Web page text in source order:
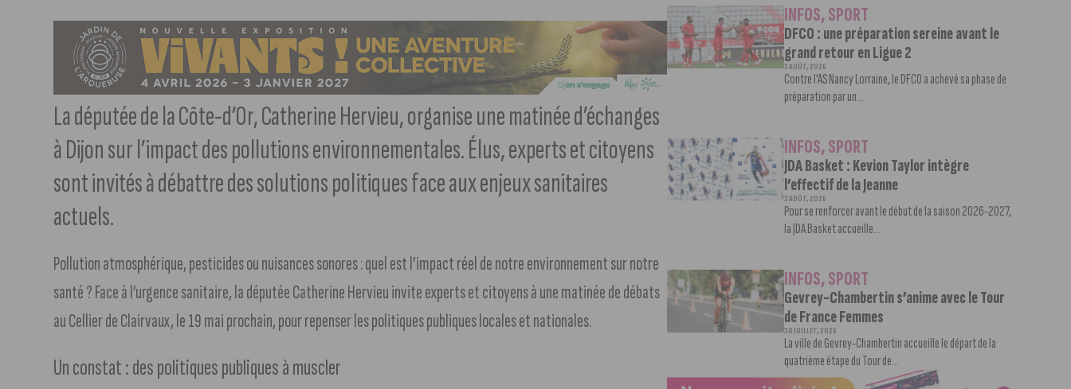
La députée de la Côte-d’Or, Catherine Hervieu, organise une matinée d’échanges
à Dijon sur l’impact des pollutions environnementales. Élus, experts et citoyens
sont invités à débattre des solutions politiques face aux enjeux sanitaires
actuels.
Pollution atmosphérique, pesticides ou nuisances sonores : quel est l’impact réel de notre environnement sur notre
santé ? Face à l’urgence sanitaire, la députée Catherine Hervieu invite experts et citoyens à une matinée de débats
au Cellier de Clairvaux, le 19 mai prochain, pour repenser les politiques publiques locales et nationales.
Un constat : des politiques publiques à muscler
INFOS,SPORT
DFCO : une préparation sereine avant le
grand retour en Ligue 2
3 AOÛT, 2026
Contre l’AS Nancy Lorraine, le DFCO a achevé sa phase de
préparation par un...
INFOS,SPORT
JDA Basket : Kevion Taylor intègre
l’effectif de la Jeanne
3 AOÛT, 2026
Pour se renforcer avant le début de la saison 2026-2027,
la JDA Basket accueille...
INFOS,SPORT
Gevrey-Chambertin s’anime avec le Tour
de France Femmes
30 JUILLET, 2026
La ville de Gevrey-Chambertin accueille le départ de la
quatrième étape du Tour de...